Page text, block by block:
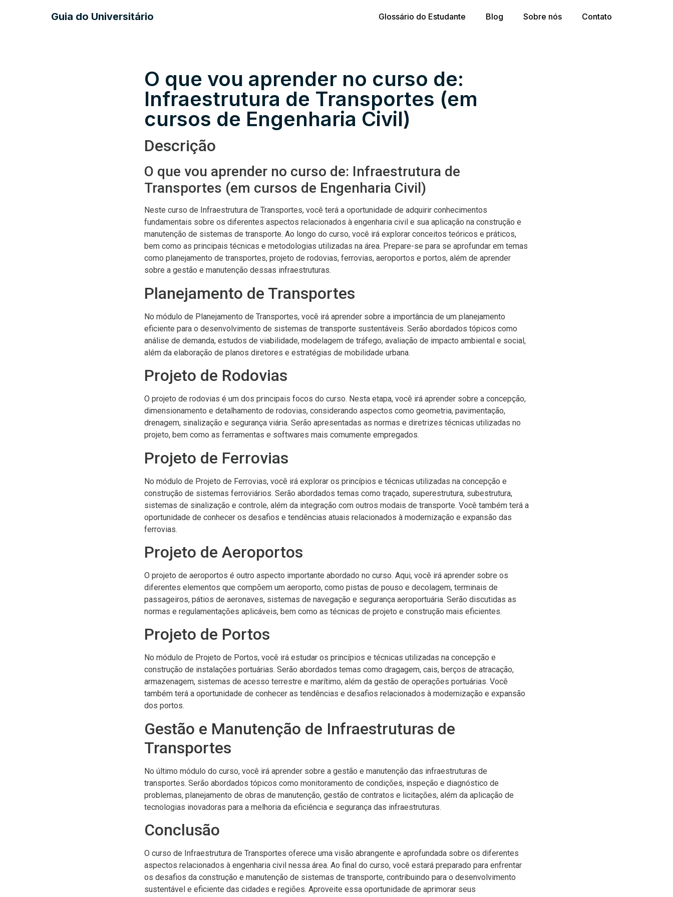
Guia do Universitário Glossário do Estudante Blog Sobre nós Contato
O que vou aprender no curso de:
Infraestrutura de Transportes (em
cursos de Engenharia Civil)
Descrição
O que vou aprender no curso de: Infraestrutura de
Transportes (em cursos de Engenharia Civil)
Neste curso de Infraestrutura de Transportes, você terá a oportunidade de adquirir conhecimentos
fundamentais sobre os diferentes aspectos relacionados à engenharia civil e sua aplicação na construção e
manutenção de sistemas de transporte. Ao longo do curso, você irá explorar conceitos teóricos e práticos,
bem como as principais técnicas e metodologias utilizadas na área. Prepare-se para se aprofundar em temas
como planejamento de transportes, projeto de rodovias, ferrovias, aeroportos e portos, além de aprender
sobre a gestão e manutenção dessas infraestruturas.
Planejamento de Transportes
No módulo de Planejamento de Transportes, você irá aprender sobre a importância de um planejamento
eficiente para o desenvolvimento de sistemas de transporte sustentáveis. Serão abordados tópicos como
análise de demanda, estudos de viabilidade, modelagem de tráfego, avaliação de impacto ambiental e social,
além da elaboração de planos diretores e estratégias de mobilidade urbana.
Projeto de Rodovias
O projeto de rodovias é um dos principais focos do curso. Nesta etapa, você irá aprender sobre a concepção,
dimensionamento e detalhamento de rodovias, considerando aspectos como geometria, pavimentação,
drenagem, sinalização e segurança viária. Serão apresentadas as normas e diretrizes técnicas utilizadas no
projeto, bem como as ferramentas e softwares mais comumente empregados.
Projeto de Ferrovias
No módulo de Projeto de Ferrovias, você irá explorar os princípios e técnicas utilizadas na concepção e
construção de sistemas ferroviários. Serão abordados temas como traçado, superestrutura, subestrutura,
sistemas de sinalização e controle, além da integração com outros modais de transporte. Você também terá a
oportunidade de conhecer os desafios e tendências atuais relacionados à modernização e expansão das
ferrovias.
Projeto de Aeroportos
O projeto de aeroportos é outro aspecto importante abordado no curso. Aqui, você irá aprender sobre os
diferentes elementos que compõem um aeroporto, como pistas de pouso e decolagem, terminais de
passageiros, pátios de aeronaves, sistemas de navegação e segurança aeroportuária. Serão discutidas as
normas e regulamentações aplicáveis, bem como as técnicas de projeto e construção mais eficientes.
Projeto de Portos
No módulo de Projeto de Portos, você irá estudar os princípios e técnicas utilizadas na concepção e
construção de instalações portuárias. Serão abordados temas como dragagem, cais, berços de atracação,
armazenagem, sistemas de acesso terrestre e marítimo, além da gestão de operações portuárias. Você
também terá a oportunidade de conhecer as tendências e desafios relacionados à modernização e expansão
dos portos.
Gestão e Manutenção de Infraestruturas de
Transportes
No último módulo do curso, você irá aprender sobre a gestão e manutenção das infraestruturas de
transportes. Serão abordados tópicos como monitoramento de condições, inspeção e diagnóstico de
problemas, planejamento de obras de manutenção, gestão de contratos e licitações, além da aplicação de
tecnologias inovadoras para a melhoria da eficiência e segurança das infraestruturas.
Conclusão
O curso de Infraestrutura de Transportes oferece uma visão abrangente e aprofundada sobre os diferentes
aspectos relacionados à engenharia civil nessa área. Ao final do curso, você estará preparado para enfrentar
os desafios da construção e manutenção de sistemas de transporte, contribuindo para o desenvolvimento
sustentável e eficiente das cidades e regiões. Aproveite essa oportunidade de aprimorar seus